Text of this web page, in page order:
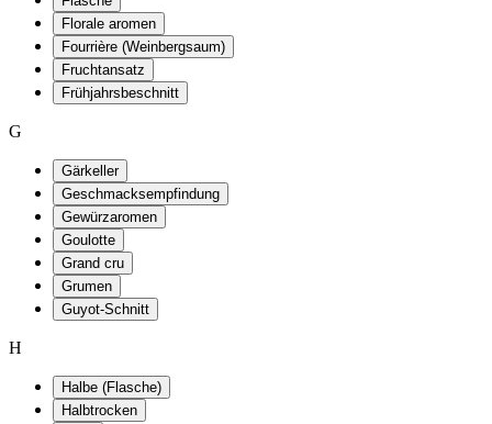
Florale aromen
Fourrière (Weinbergsaum)
Fruchtansatz
Frühjahrsbeschnitt
G
Gärkeller
Geschmacksempfindung
Gewürzaromen
Goulotte
Grand cru
Grumen
Guyot-Schnitt
H
Halbe (Flasche)
Halbtrocken